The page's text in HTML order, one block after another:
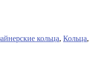
кольца, Кольца,